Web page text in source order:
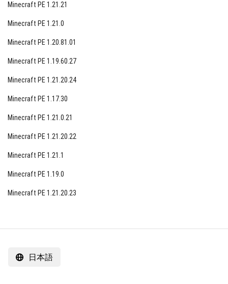
Minecraft PE 1.21.21
Minecraft PE 1.21.0
Minecraft PE 1.20.81.01
Minecraft PE 1.19.60.27
Minecraft PE 1.21.20.24
Minecraft PE 1.17.30
Minecraft PE 1.21.0.21
Minecraft PE 1.21.20.22
Minecraft PE 1.21.1
Minecraft PE 1.19.0
Minecraft PE 1.21.20.23
日本語